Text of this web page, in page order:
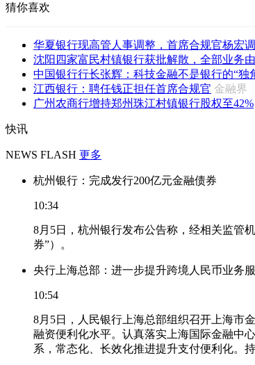
猜你喜欢
华夏银行现高管人事调整，首席合规官杨宏
沈阳四家富民村镇银行获批解散，全部业务
中国银行行长张辉：科技金融不是银行的“独
江西银行：聘任钱正担任首席合规官 金融界
广州农商行增持郑州珠江村镇银行股权至42%
快讯
NEWS FLASH 更多
杭州银行：完成发行200亿元金融债券
10:34
8月5日，杭州银行发布公告称，经相关监管
券”）。
央行上海总部：进一步提升跨境人民币业务
10:54
8月5日，人民银行上海总部组织召开上海市
融资便利化水平。认真落实上海国际金融中
系，常态化、长效化推进提升支付便利化。